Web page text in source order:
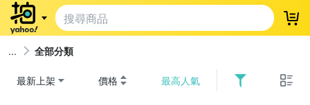
登
全部分類
最新上架 價格 最高人氣